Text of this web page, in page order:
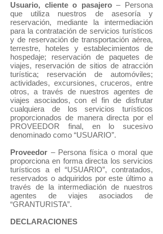
Usuario, cliente o pasajero– Persona
que utiliza nuestros de asesoría y
reservación, mediante la intermediación
para la contratación de servicios turísticos
y de reservación de transportación aérea,
terrestre, hoteles y establecimientos de
hospedaje; reservación de paquetes de
viajes, reservación de sitios de atracción
turística; reservación de automóviles;
actividades, excursiones, cruceros, entre
otros, a través de nuestros agentes de
viajes asociados, con el fin de disfrutar
cualquiera de los servicios turísticos
proporcionados de manera directa por el
PROVEEDOR final, en lo sucesivo
denominado como “USUARIO”.
Proveedor – Persona física o moral que
proporciona en forma directa los servicios
turísticos a el “USUARIO”, contratados,
reservados o adquiridos por este último a
través de la intermediación de nuestros
agentes de viajes asociados de
“GRANTURISTA”.
DECLARACIONES